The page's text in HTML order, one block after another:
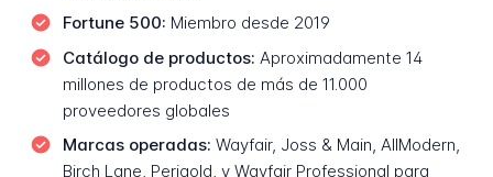
Fortune 500: Miembro desde 2019
Catálogo de productos: Aproximadamente 14
millones de productos de más de 11.000
proveedores globales
Marcas operadas: Wayfair, Joss & Main, AllModern,
Birch Lane, Perigold, y Wayfair Professional para